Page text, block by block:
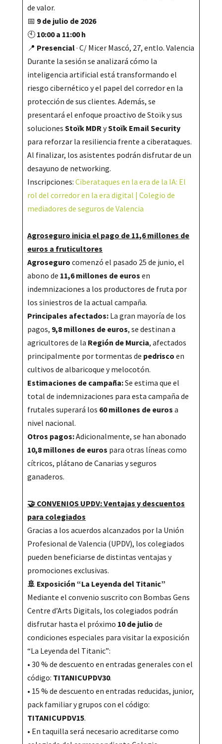
de valor.
📅 9 de julio de 2026
🕙 10:00 a 11:00 h
📍 Presencial· C/ Micer Mascó, 27, entlo. Valencia
Durante la sesión se analizará cómo la
inteligencia artificial está transformando el
riesgo cibernético y el papel del corredor en la
protección de sus clientes. Además, se
presentará el enfoque proactivo de Stoïk y sus
solucionesStoïk MDRyStoïk Email Security
para reforzar la resiliencia frente a ciberataques.
Al finalizar, los asistentes podrán disfrutar de un
desayuno de networking.
Inscripciones:Ciberataques en la era de la IA: El
rol del corredor en la era digital | Colegio de
mediadores de seguros de Valencia
Agroseguro inicia el pago de 11,6 millones de
euros a fruticultores
Agroseguro comenzó el pasado 25 de junio, el
abono de 11,6 millones de euros en
indemnizaciones a los productores de fruta por
los siniestros de la actual campaña.
Principales afectados: La gran mayoría de los
pagos, 9,8 millones de euros, se destinan a
agricultores de la Región de Murcia, afectados
principalmente por tormentas de pedrisco en
cultivos de albaricoque y melocotón.
Estimaciones de campaña:Se estima que el
total de indemnizaciones para esta campaña de
frutales superará los 60 millones de euros a
nivel nacional.
Otros pagos:Adicionalmente, se han abonado
10,8 millones de euros para otras líneas como
cítricos, plátano de Canarias y seguros
ganaderos.
🤝 CONVENIOS UPDV: Ventajas y descuentos
para colegiados
Gracias a los acuerdos alcanzados por la Unión
Profesional de Valencia (UPDV), los colegiados
pueden beneficiarse de distintas ventajas y
promociones exclusivas.
🚢 Exposición “La Leyenda del Titanic”
Mediante el convenio suscrito con Bombas Gens
Centre d’Arts Digitals, los colegiados podrán
disfrutar hasta el próximo 10 de julio de
condiciones especiales para visitar la exposición
“La Leyenda del Titanic”:
• 30 % de descuento en entradas generales con el
código: TITANICUPDV30.
• 15 % de descuento en entradas reducidas, junior,
pack familiar y grupos con el código:
TITANICUPDV15.
• En taquilla será necesario acreditarse como